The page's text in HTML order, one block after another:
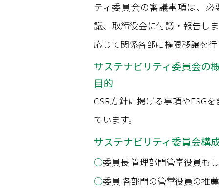
ティ委員会の審議事項は、必
議、取締役会に付議・報告し
応じて関係各部に権限移譲を
サステナビリティ委員会の
目的
CSR方針に掲げる事項やESG
ています。
サステナビリティ委員会構
委員長 管理部門管掌役員も
委員 各部門の管掌役員の推